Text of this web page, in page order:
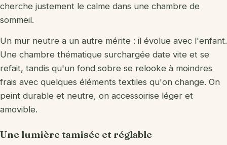
cherche justement le calme dans une chambre de
sommeil.
Un mur neutre a un autre mérite : il évolue avec l'enfant.
Une chambre thématique surchargée date vite et se
refait, tandis qu'un fond sobre se relooke à moindres
frais avec quelques éléments textiles qu'on change. On
peint durable et neutre, on accessoirise léger et
amovible.
Une lumière tamisée et réglable